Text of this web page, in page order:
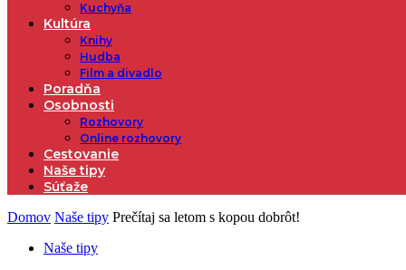
Kuchyňa
Kultúra
Knihy
Hudba
Film a divadlo
Poradňa
Osobnosti
Rozhovory
Online rozhovory
Cestovanie
Naše tipy
Súťaže
Domov Naše tipy Prečítaj sa letom s kopou dobrôt!
Naše tipy